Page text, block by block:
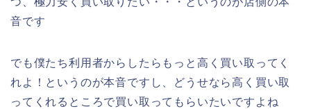
音です
でも僕たち利用者からしたらもっと高く買い取ってく
れよ！というのが本音ですし、どうせなら高く買い取
ってくれるところで買い取ってもらいたいですよね